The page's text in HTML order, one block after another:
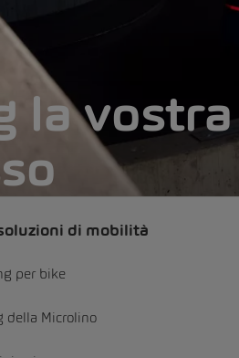
la vostra
di mobilità
per bike
della Microlino